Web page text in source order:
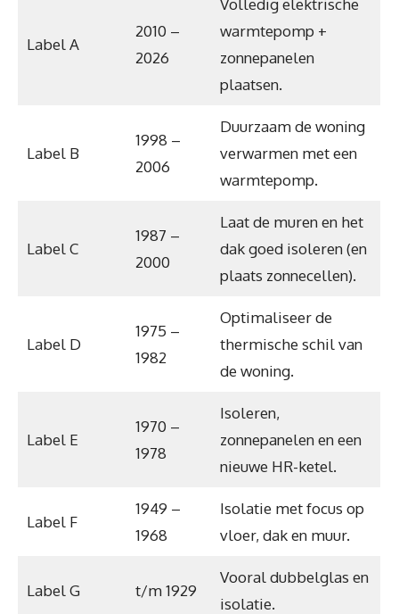
Label A
2010 –
2026
warmtepomp +
zonnepanelen
plaatsen.
Label B
1998 –
2006
Duurzaam de woning
verwarmen met een
warmtepomp.
Label C
1987 –
2000
Laat de muren en het
dak goed isoleren (en
plaats zonnecellen).
Label D
1975 –
1982
Optimaliseer de
thermische schil van
de woning.
Label E
1970 –
1978
Isoleren,
zonnepanelen en een
nieuwe HR-ketel.
Label F
1949 –
1968
Isolatie met focus op
vloer, dak en muur.
Label G t/m 1929
Vooral dubbelglas en
isolatie.